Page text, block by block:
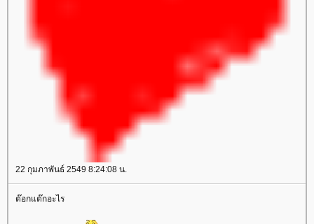
22 กุมภาพันธ์ 2549 8:24:08 น.
ต๊อกแต๊กอะไร